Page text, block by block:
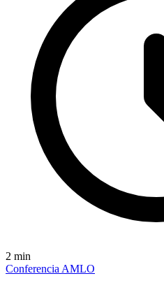
2 min
Conferencia AMLO